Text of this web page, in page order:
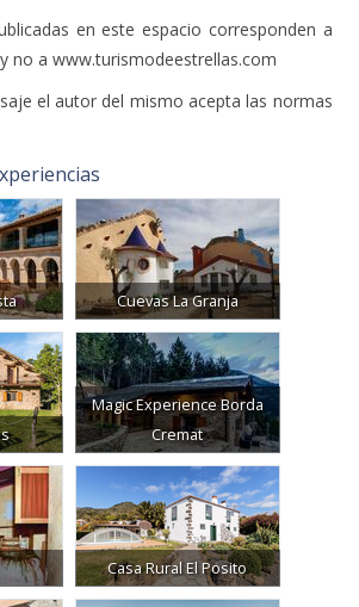
en este espacio corresponden a
no a www.turismodeestrellas.com
el autor del mismo acepta las normas
Cuevas La Granja
Magic Experience Borda
Cremat
Casa Rural El Posito